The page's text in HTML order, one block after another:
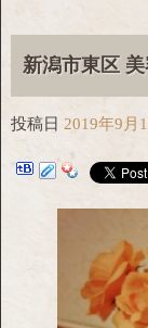
新潟市東区 美
投稿日 2019年9月